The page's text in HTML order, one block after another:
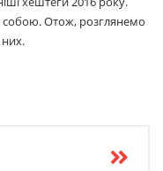
собою. Отож, розглянемо
них.